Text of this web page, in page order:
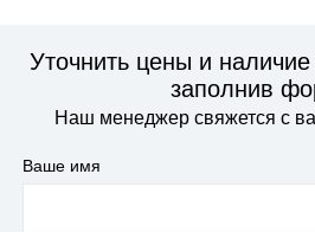
Уточнить цены и
заполнив
Наш менеджер свяжется с
Ваше имя